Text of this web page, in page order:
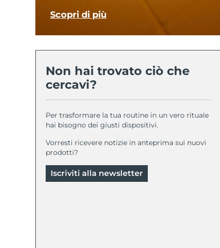
Scopri di più
Non hai trovato ciò che
cercavi?
Per trasformare la tua routine in un vero rituale
hai bisogno dei giusti dispositivi.
Vorresti ricevere notizie in anteprima sui nuovi
prodotti?
Iscriviti alla newsletter